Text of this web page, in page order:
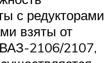
с редукторами
взяты от
2106/2107,